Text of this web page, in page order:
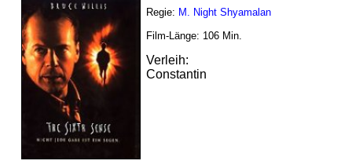
Regie: M. Night Shyamalan
Film-Länge: 106 Min.
Verleih:
Constantin